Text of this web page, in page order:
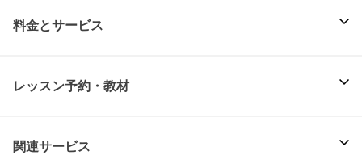
料金とサービス
レッスン予約・教材
関連サービス